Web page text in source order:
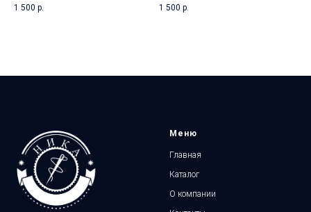
1 500 р. 1 500 р.
Меню
Главная
Каталог
О компании